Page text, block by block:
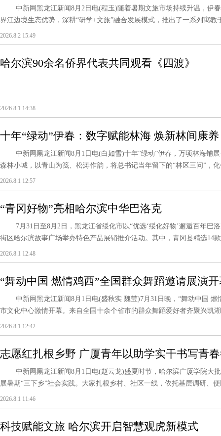
中新网黑龙江新闻8月2日电(程玉)随着暑期文旅市场持续升温，伊春
界江边境生态优势，深耕“研学+文旅”融合发展模式，推出了一系列寓
2026.8.2 15:49
哈尔滨90余名侨界代表共同观看《四渡》
2026.8.1 14:38
十年“绿动”伊春：数字赋能林海 焕新林间康养
中新网黑龙江新闻8月1日电(白如雪)十年“绿动”伊春，万顷林海铺展
森林小城，以青山为笺、松涛作韵，将总书记当年留下的“林区三问”，
2026.8.1 12:57
“青冈好物”亮相哈尔滨中华巴洛克
7月31日至8月2日，黑龙江省绥化市以“优选‘绥化好物’邂逅百年巴
街区哈尔滨故事广场举办特色产品展销推介活动。其中，青冈县精选14
2026.8.1 12:48
“舞动中国 燃情鸡西”全国群众舞蹈邀请展演
中新网黑龙江新闻8月1日电(盛秋实 魏莹)7月31日晚，“舞动中国 燃
市文化中心激情开幕。来自全国十余个省市的群众舞蹈爱好者齐聚兴凯
2026.8.1 12:42
志愿红扎根乡野 广厦青年以助学实干书写青
中新网黑龙江新闻8月1日电(赵云龙)盛夏时节，哈尔滨广厦学院大批
展暑期“三下乡”社会实践。大家扎根乡村、社区一线，依托基层调研、
2026.8.1 11:46
科技赋能文旅 哈尔滨开启智慧观虎新模式